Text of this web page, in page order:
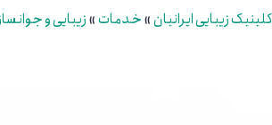
کلینیک زیبایی ایرانیان»خدمات»زیبایی و